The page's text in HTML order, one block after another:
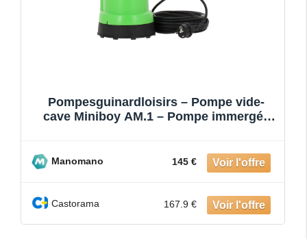
Pompesguinardloisirs – Pompe vide-
cave Miniboy AM.1 – Pompe immergée
Manomano 145 €
Castorama 167.9 €